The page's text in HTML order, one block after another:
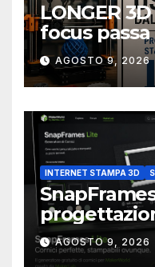
LONGER
focus
3D alla
AGOSTO 9, 2026
INTERNET STAMPA 3D
nel browser
AGOSTO 9, 2026